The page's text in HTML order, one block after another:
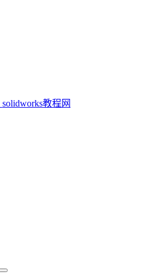
solidworks教程网